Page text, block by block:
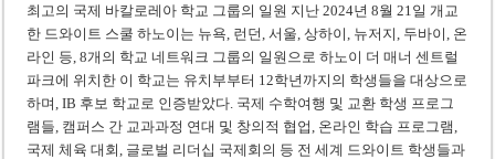
최고의 국제 바칼로레아 학교 그룹의 일원 지난 2024년 8월 21일 개교
한 드와이트 스쿨 하노이는 뉴욕, 런던, 서울, 상하이, 뉴저지, 두바이, 온
라인 등, 8개의 학교 네트워크 그룹의 일원으로 하노이 더 매너 센트럴
파크에 위치한 이 학교는 유치부부터 12학년까지의 학생들을 대상으로
하며, IB 후보 학교로 인증받았다. 국제 수학여행 및 교환 학생 프로그
램들, 캠퍼스 간 교과과정 연대 및 창의적 협업, 온라인 학습 프로그램,
국제 체육 대회, 글로벌 리더십 국제회의 등 전 세계 드와이트 학생들과